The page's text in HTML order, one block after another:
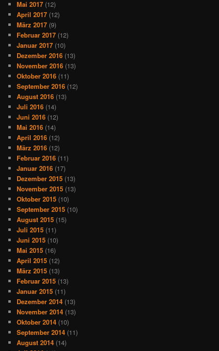
Mai 2017 (12)
April 2017 (12)
März 2017 (9)
Februar 2017 (12)
Januar 2017 (10)
Dezember 2016 (13)
November 2016 (13)
Oktober 2016 (11)
September 2016 (12)
August 2016 (13)
Juli 2016 (14)
Juni 2016 (12)
Mai 2016 (14)
April 2016 (12)
März 2016 (12)
Februar 2016 (11)
Januar 2016 (17)
Dezember 2015 (13)
November 2015 (13)
Oktober 2015 (10)
September 2015 (10)
August 2015 (15)
Juli 2015 (11)
Juni 2015 (10)
Mai 2015 (16)
April 2015 (12)
März 2015 (13)
Februar 2015 (13)
Januar 2015 (11)
Dezember 2014 (13)
November 2014 (13)
Oktober 2014 (10)
September 2014 (11)
August 2014 (14)